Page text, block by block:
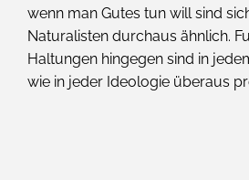
wenn man Gutes tun will sind
Naturalisten durchaus ähnlich.
Haltungen hingegen sind in
wie in jeder Ideologie überaus